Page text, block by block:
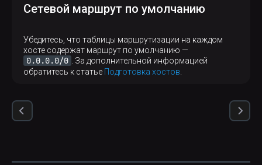
Сетевой маршрут по умолчанию
Убедитесь, что таблицы маршрутизации на каждом
хосте содержат маршрут по умолчанию —
0.0.0.0/0
. За дополнительной информацией
обратитесь к статье Подготовка хостов